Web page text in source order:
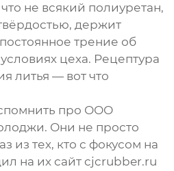
не всякий полиуретан,
держит
трение об
цеха. Рецептура
литья — вот что
про ООО
. Они не просто
из тех, кто с фокусом на
на их сайтcjcrubber.ru